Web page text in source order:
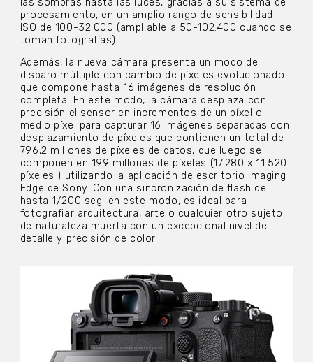
procesamiento, en un amplio rango de sensibilidad
ISO de 100-32.000 (ampliable a 50-102.400 cuando se
toman fotografías).
Además, la nueva cámara presenta un modo de
disparo múltiple con cambio de píxeles evolucionado
que compone hasta 16 imágenes de resolución
completa. En este modo, la cámara desplaza con
precisión el sensor en incrementos de un píxel o
medio píxel para capturar 16 imágenes separadas con
desplazamiento de píxeles que contienen un total de
796,2 millones de píxeles de datos, que luego se
componen en 199 millones de píxeles (17.280 x 11.520
píxeles ) utilizando la aplicación de escritorio Imaging
Edge de Sony. Con una sincronización de flash de
hasta 1/200 seg. en este modo, es ideal para
fotografiar arquitectura, arte o cualquier otro sujeto
de naturaleza muerta con un excepcional nivel de
detalle y precisión de color.